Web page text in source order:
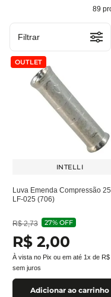
89
Filtrar
OUTLET
INTELLI
Luva Emenda Compressão
LF-025 (706)
R$ 2,73 27% OFF
R$ 2,00
À vista no Pix ou em até 1x de R$
sem juros
Adicionar ao carrinho
5